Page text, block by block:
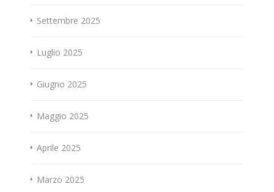
Settembre 2025
Luglio 2025
Giugno 2025
Maggio 2025
Aprile 2025
Marzo 2025